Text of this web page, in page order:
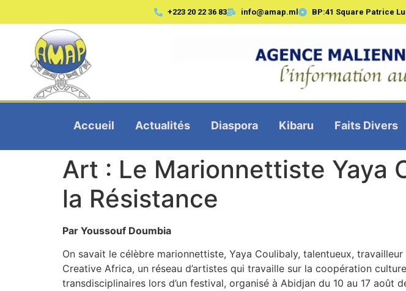
+223 20 22 36 83 info@amap.ml BP:41 Square Patrice
Accueil Actualités Diaspora Kibaru Faits Divers
Art : Le Marionnettiste Yaya
la Résistance
Par Youssouf Doumbia
On savait le célèbre marionnettiste, Yaya Coulibaly, talentueux,
Creative Africa, un réseau d’artistes qui travaille sur la coopération
transdisciplinaires lors d’un festival, organisé à Abidjan du 10 au 17